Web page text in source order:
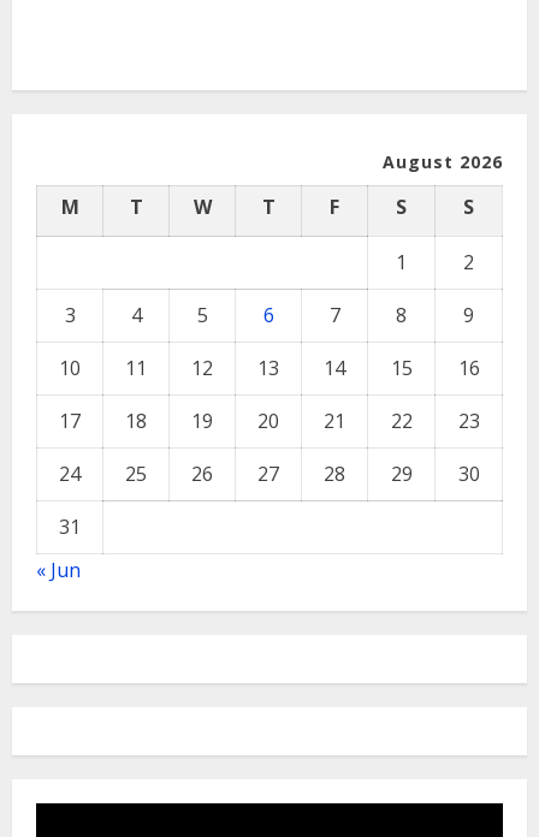
August 2026
M T W T F S S
1
2
3
4 5 6 7 8
9
10
11 12 13 14 15
16
17
18 19 20 21 22
23
24
25 26 27 28 29
30
31
« Jun